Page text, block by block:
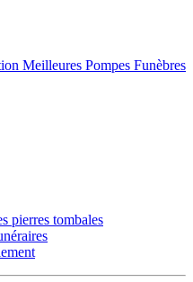
Meilleures Pompes Funèbres
pierres tombales